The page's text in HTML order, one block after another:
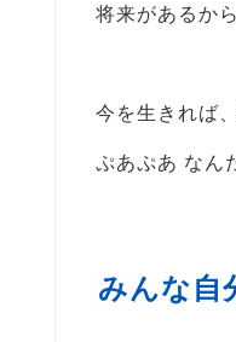
将来があるか
今を生きれば
ぷあぷあ なん
みんな自